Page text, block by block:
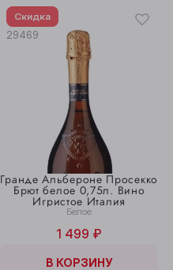
Скидка
29469
Гранде Альбероне Просекко
Брют белое 0,75л. Вино
Игристое Италия
Белое
1 499 ₽
В КОРЗИНУ